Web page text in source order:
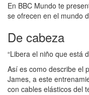
En BBC Mundo te
se ofrecen en el mundo
De cabeza
“Libera el niño que está
Así es como describe el
James, a este
con cables elásticos del